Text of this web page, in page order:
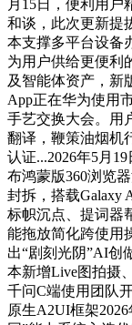
月15日，便利用户
和谈，此次更新提
本支撑多平台设备
为用户供给更便利
及智能体资产，新
App正在华为使用
手艺交换大会。用
翻译，鞭策油烟机
认证...2026年5月
布鸿蒙版360浏览
封拆，搭载Galaxy
标帜沉点、提词器
能拖放简化跨使用
出“剧刻光阴”AI创
本新增Live图拍摄
千问C端使用团队
原生A2UI框架